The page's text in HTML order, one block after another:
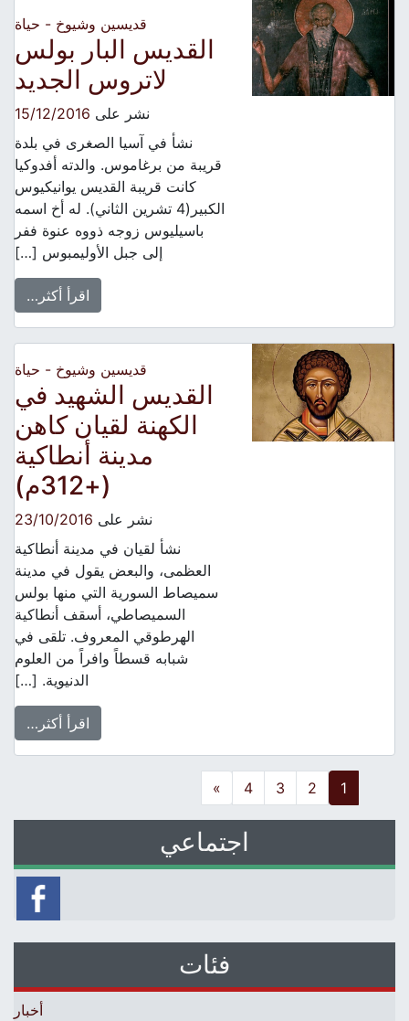
قديسين وشيوخ - حياة
القديس البار بولس
لاتروس الجديد
نشر على15/12/2016
نشأ في آسيا الصغرى في بلدة
قريبة من برغاموس. والدته أفدوكيا
كانت قريبة القديس يوانيكيوس
الكبير(4 تشرين الثاني). له أخ اسمه
باسيليوس زوجه ذووه عنوة ففر
إلى جبل الأوليمبوس […]
اقرأ أكثر…
قديسين وشيوخ - حياة
القديس ‎الشهيد في
الكهنة لقيان كاهن
مدينة أنطاكية
نشر على23/10/2016
نشأ لقيان في مدينة أنطاكية
العظمى، والبعض يقول في مدينة
سميصاط السورية التي منها بولس
السميصاطي، أسقف أنطاكية
الهرطوقي المعروف. تلقى في
شبابه قسطاً وافراً من العلوم
الدنيوية. […]
اقرأ أكثر…
Posts navigation
اجتماعي
فئات
أخبار